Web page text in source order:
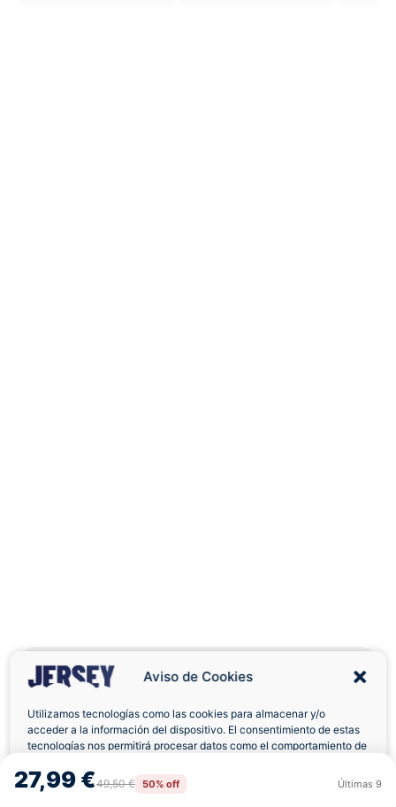
Aviso de Cookies
Utilizamos tecnologías como las cookies para almacenar y/o
acceder a la información del dispositivo. El consentimiento de estas
tecnologías nos permitirá procesar datos como el comportamiento de
retirar el consentimiento, puede afectar negativamente a ciertas
características y funciones.
Rechazar
27,99 €49,50 € 50% off Últimas 9
Envíos a Domicilio Devolución 7 Días